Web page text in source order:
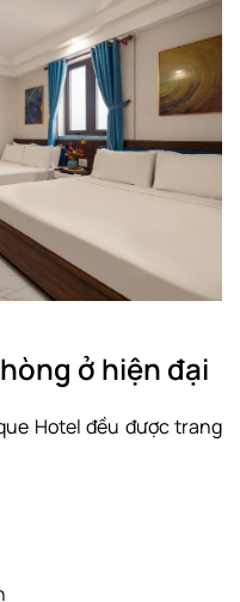
ở hiện đại
Hotel đều được trang